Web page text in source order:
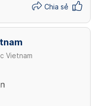
Chia sẻ
Vietnam